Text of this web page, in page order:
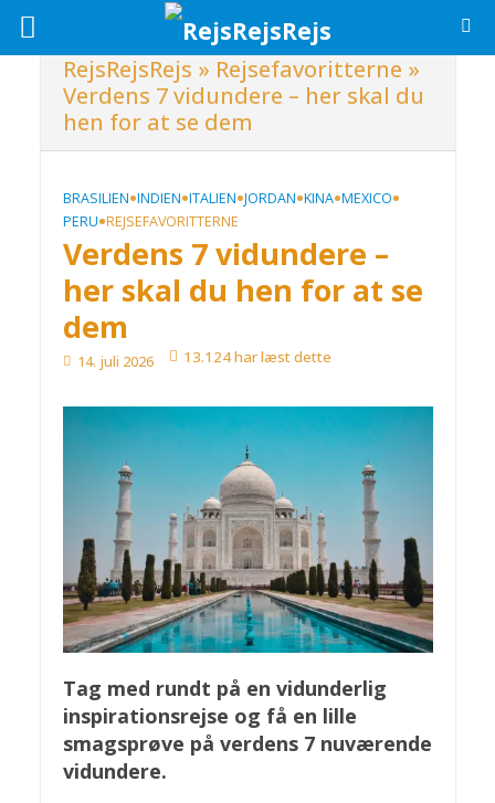
RejsRejsRejs » Rejsefavoritterne »
Verdens 7 vidundere – her skal du
hen for at se dem
BRASILIEN•INDIEN•ITALIEN•JORDAN•KINA•MEXICO•
PERU•REJSEFAVORITTERNE
Verdens 7 vidundere –
her skal du hen for at se
dem
14. juli 2026 13.124 har læst dette
Tag med rundt på en vidunderlig
inspirationsrejse og få en lille
smagsprøve på verdens 7 nuværende
vidundere.